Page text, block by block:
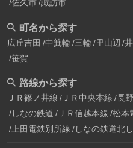
佐久市 諏訪市
町名から探す
広丘吉田 中箕輪 三輪 里山辺
笹賀
路線から探す
ＪＲ篠ノ井線 ＪＲ中央本線 長
しなの鉄道 ＪＲ信越本線 松本
上田電鉄別所線 しなの鉄道北